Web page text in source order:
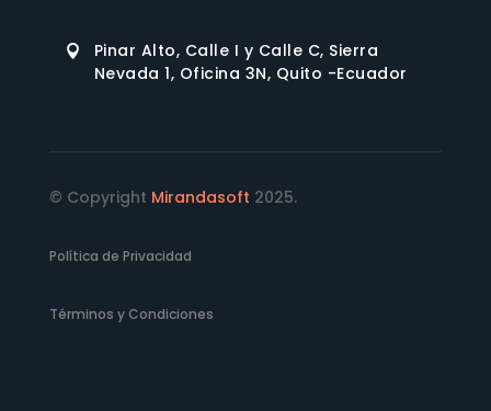

Pinar Alto, Calle I y Calle C, Sierra
Nevada 1, Oficina 3N, Quito -Ecuador
© Copyright Mirandasoft 2025.
Política de Privacidad
Términos y Condiciones